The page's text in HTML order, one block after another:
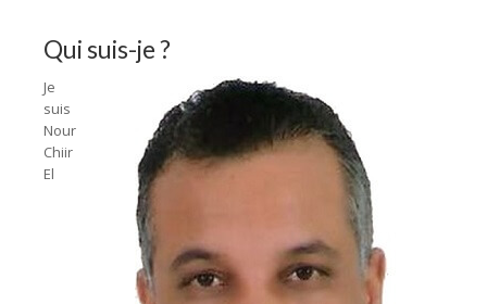
Qui suis-je ?
Je
suis
Nour
Chiir
El